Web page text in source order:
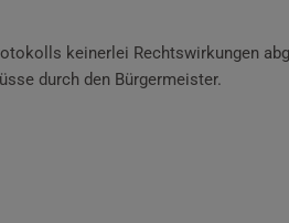
keinerlei Rechtswirkungen
durch den Bürgermeister.